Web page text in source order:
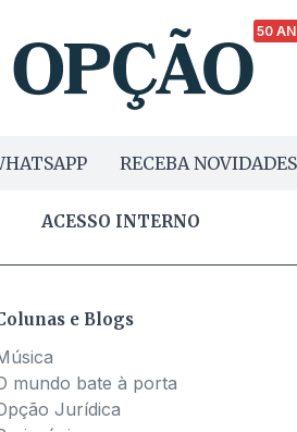
50
RECEBA
ACESSO INTERNO
e Blogs
mundo bate à porta
Jurídica